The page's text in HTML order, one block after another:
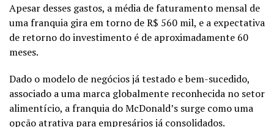
Apesar desses gastos, a média de faturamento mensal de
uma franquia gira em torno de R$ 560 mil, e a expectativa
de retorno do investimento é de aproximadamente 60
meses.
Dado o modelo de negócios já testado e bem-sucedido,
associado a uma marca globalmente reconhecida no setor
alimentício, a franquia do McDonald’s surge como uma
opção atrativa para empresários já consolidados.